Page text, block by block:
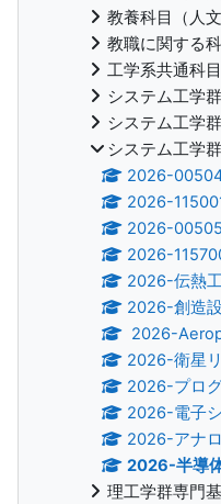
教養科目（人文
教職に関する
工学系共通科目
システム工学
システム工学
システム工学
2026-
2026-
2026-
2026-
2026-伝熱
2026-創造
2026-
2026-衛星
2026-プロ
2026-電子
2026-アナ
2026-半導
理工学群専門